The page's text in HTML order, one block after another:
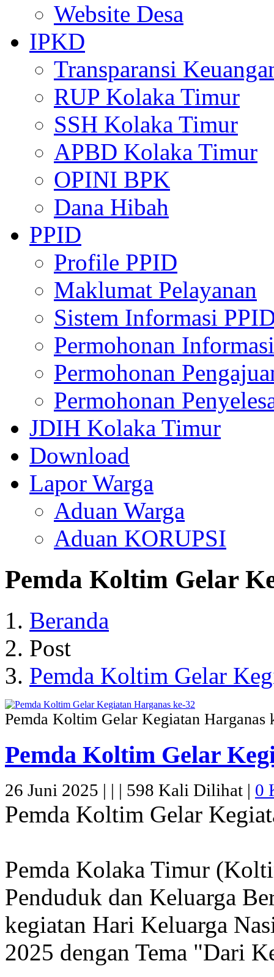
Website Desa
IPKD
Transparansi
RUP Kolaka Timur
SSH Kolaka Timur
APBD Kolaka Timur
OPINI BPK
Dana Hibah
PPID
Profile PPID
Maklumat Pelayanan
Sistem Informasi
Permohonan
Permohonan
Permohonan
JDIH Kolaka Timur
Download
Lapor Warga
Aduan Warga
Aduan KORUPSI
Pemda Koltim Gelar
Beranda
Post
Pemda Koltim Gelar
Pemda Koltim Gelar Kegiatan Harganas
Pemda Koltim Gelar
26 Juni 2025 | | | 598 Kali Dilihat | 0
Pemda Koltim Gelar
Pemda Kolaka Timur
Penduduk dan Keluarga
kegiatan Hari Keluarga
2025 dengan Tema "Dari